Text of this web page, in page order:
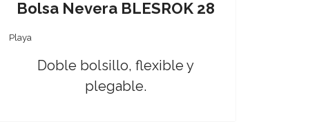
Bolsa Nevera BLESROK 28
Playa
Doble bolsillo, flexible y
plegable.